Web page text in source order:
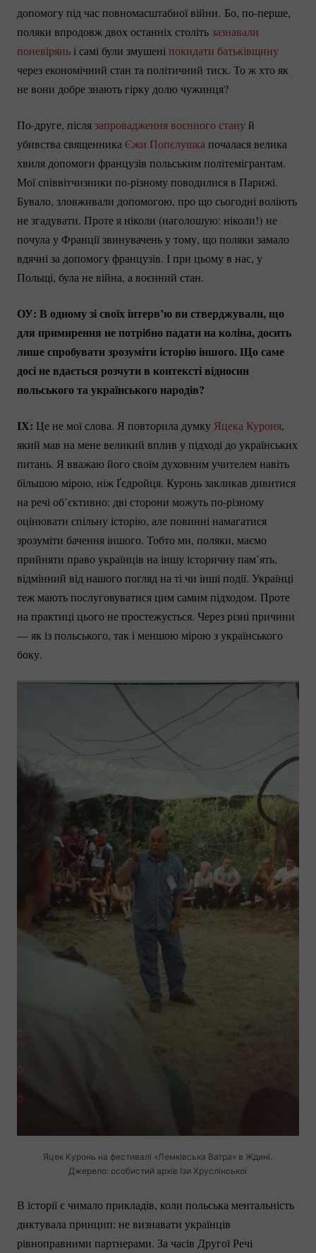
допомогу під час повномасштабної війни. Бо, по-перше,
поляки впродовж двох останніх століть зазнавали
поневірянь і самі були змушені покидати батьківщину
через економічний стан та політичний тиск. То ж хто як
не вони добре знають гірку долю чужинця?
По-друге, після запровадження воєнного стануй
убивства священника Єжи Попєлушка почалася велика
хвиля допомоги французів польським політемігрантам.
Мої співвітчизники по-різномуповодилися в Парижі.
Бувало, зловживали допомогою, про що сьогодні воліють
не згадувати. Проте я ніколи (наголошую: ніколи!) не
почула у Франції звинувачень у тому, що поляки замало
вдячні за допомогу французів. І при цьому в нас, у
Польщі, була не війна, а воєнний стан.
ОУ: В одному зі своїх інтерв’ю ви стверджували, що
для примирення не потрібно падати на коліна, досить
лише спробувати зрозуміти історію іншого. Що саме
досі не вдається розчути в контексті відносин
польського та українського народів?
ІХ: Це не мої слова. Я повторила думку Яцека Куроня,
який мав на мене великий вплив у підході до українських
питань. Я вважаю його своїм духовним учителем навіть
більшою мірою, ніж Ґєдройця. Куронь закликав дивитися
на речі об’єктивно: дві сторони можутьпо-різному
оцінювати спільну історію, але повинні намагатися
зрозуміти бачення іншого. Тобто ми, поляки, маємо
прийняти право українців на іншу історичну пам’ять,
відмінний від нашого погляд на ті чи інші події. Українці
теж мають послуговуватися цим самим підходом. Проте
на практиці цього не простежується. Через різні причини
— як із польського, так і меншою мірою з українського
боку.
Яцек Куронь на фестивалі «Лемківська Ватра» в Ждині.
Джерело: особистий архів Ізи Хруслінської
В історії є чимало прикладів, коли польська ментальність
диктувала принцип: не визнавати українців
рівноправними партнерами. За часів Другої Речі